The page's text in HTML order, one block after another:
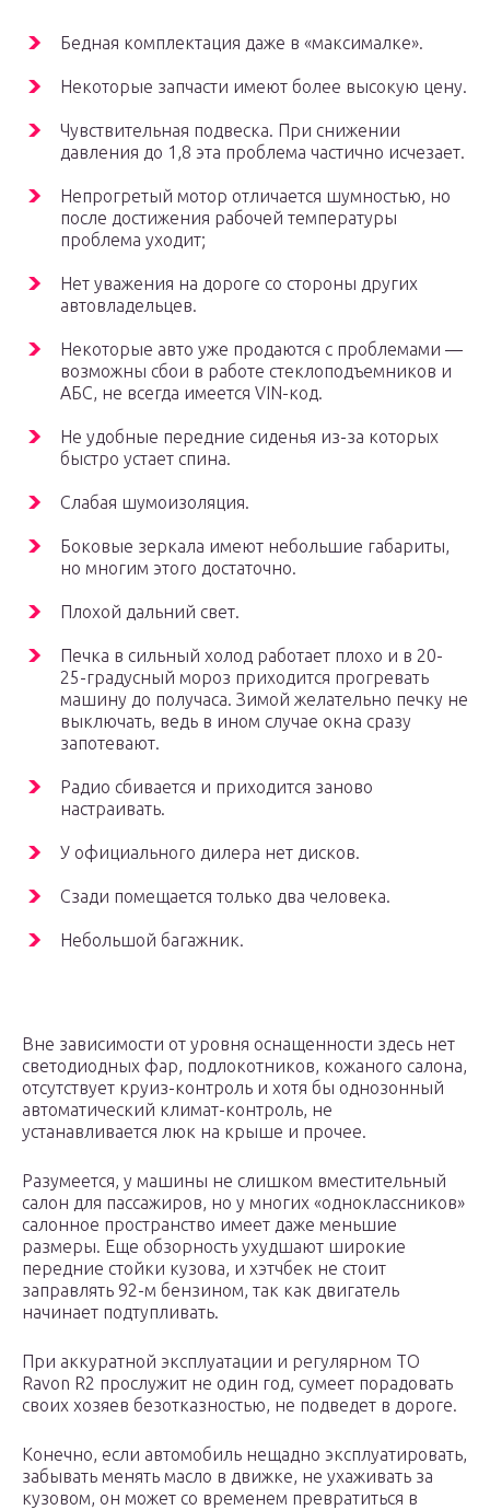
Бедная комплектация даже в «максималке».
Некоторые запчасти имеют более высокую цену.
Чувствительная подвеска. При снижении
давления до 1,8 эта проблема частично исчезает.
Непрогретый мотор отличается шумностью, но
после достижения рабочей температуры
проблема уходит;
Нет уважения на дороге со стороны других
автовладельцев.
Некоторые авто уже продаются с проблемами —
возможны сбои в работе стеклоподъемников и
АБС, не всегда имеется VIN-код.
Не удобные передние сиденья из-за которых
быстро устает спина.
Слабая шумоизоляция.
Боковые зеркала имеют небольшие габариты,
но многим этого достаточно.
Плохой дальний свет.
Печка в сильный холод работает плохо и в 20-
25-градусный мороз приходится прогревать
машину до получаса. Зимой желательно печку не
выключать, ведь в ином случае окна сразу
запотевают.
Радио сбивается и приходится заново
настраивать.
У официального дилера нет дисков.
Сзади помещается только два человека.
Небольшой багажник.
Вне зависимости от уровня оснащенности здесь нет
светодиодных фар, подлокотников, кожаного салона,
отсутствует круиз-контроль и хотя бы однозонный
автоматический климат-контроль, не
устанавливается люк на крыше и прочее.
Разумеется, у машины не слишком вместительный
салон для пассажиров, но у многих «одноклассников»
салонное пространство имеет даже меньшие
размеры. Еще обзорность ухудшают широкие
передние стойки кузова, и хэтчбек не стоит
заправлять 92-м бензином, так как двигатель
начинает подтупливать.
При аккуратной эксплуатации и регулярном ТО
Ravon R2 прослужит не один год, сумеет порадовать
своих хозяев безотказностью, не подведет в дороге.
Конечно, если автомобиль нещадно эксплуатировать,
забывать менять масло в движке, не ухаживать за
кузовом, он может со временем превратиться в